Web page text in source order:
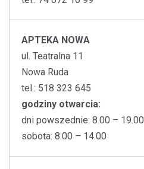
APTEKA NOWA
ul. Teatralna 11
Nowa Ruda
tel.: 518 323 645
godziny otwarcia:
dni powszednie: 8.00 – 19.00
sobota: 8.00 – 14.00